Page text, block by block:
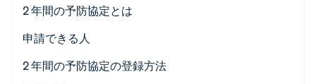
Identity
2 年間の予防協定とは
申請できる人
2 年間の予防協定の登録方法